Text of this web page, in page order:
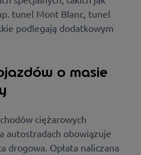
tunel Mont Blanc, tunel
podlegają dodatkowym
o masie
ciężarowych
autostradach obowiązuje
drogowa. Opłata naliczana